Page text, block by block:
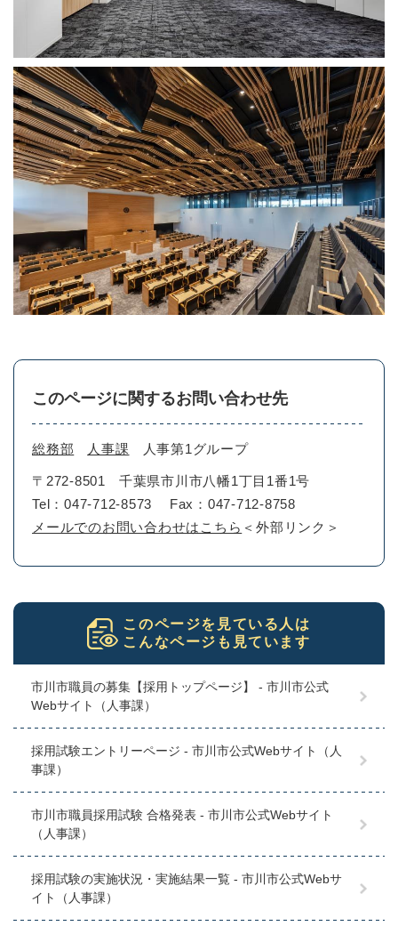
このページに関するお問い合わせ先
総務部 人事課 人事第1グループ
〒272-8501
千葉県市川市八幡1丁目1番1号
Tel：047-712-8573
Fax：047-712-8758
メールでのお問い合わせはこちら ＜外部リンク＞
このページを見ている人は
こんなページも見ています
市川市職員の募集【採用トップページ】 - 市川市公式
Webサイト（人事課）
採用試験エントリーページ - 市川市公式Webサイト（人
事課）
市川市職員採用試験 合格発表 - 市川市公式Webサイト
（人事課）
採用試験の実施状況・実施結果一覧 - 市川市公式Webサ
イト（人事課）